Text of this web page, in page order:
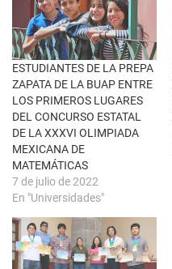
n
u
n
a
v
e
n
t
a
n
a
n
u
e
v
a
)
c
e
b
o
o
k
(
S
e
a
b
r
e
e
n
u
n
a
v
e
n
t
a
n
ESTUDIANTES DE LA PREPA
ZAPATA DE LA BUAP ENTRE
LOS PRIMEROS LUGARES
DEL CONCURSO ESTATAL
DE LA XXXVI OLIMPIADA
MEXICANA DE
MATEMÁTICAS
7 de julio de 2022
En "Universidades"